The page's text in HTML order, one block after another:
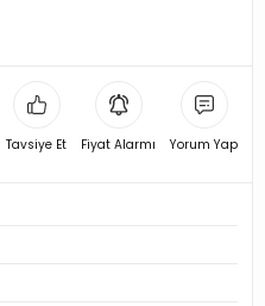
Tavsiye Et Fiyat Alarmı Yorum Yap